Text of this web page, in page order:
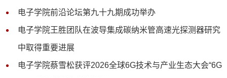
电子学院前沿论坛第九十九期成功举办
电子学院王胜团队在波导集成碳纳米管高速光探测器研究
中取得重要进展
电子学院蔡雪松获评2026全球6G技术与产业生态大会“6G